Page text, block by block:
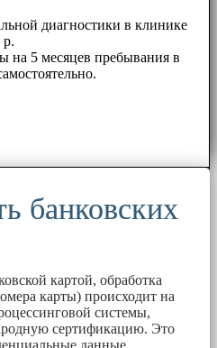
диагностики в клинике
р.
на 5 месяцев пребывания в
банковских
картой, обработка
карты) происходит на
системы,
сертификацию. Это
данные